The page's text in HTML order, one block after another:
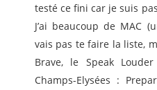
testé ce fini car je suis
J’ai beaucoup de MAC
vais pas te faire la liste,
Brave, le Speak
Champs-Elysées :